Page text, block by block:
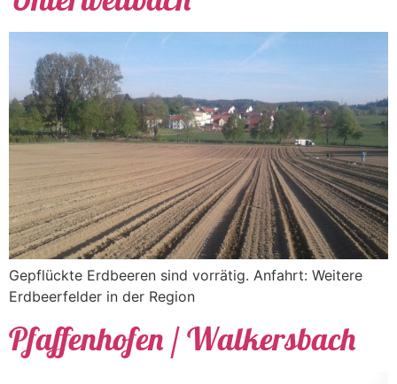
Gepflückte Erdbeeren sind vorrätig. Anfahrt: Weitere
Erdbeerfelder in der Region
Pfaffenhofen / Walkersbach